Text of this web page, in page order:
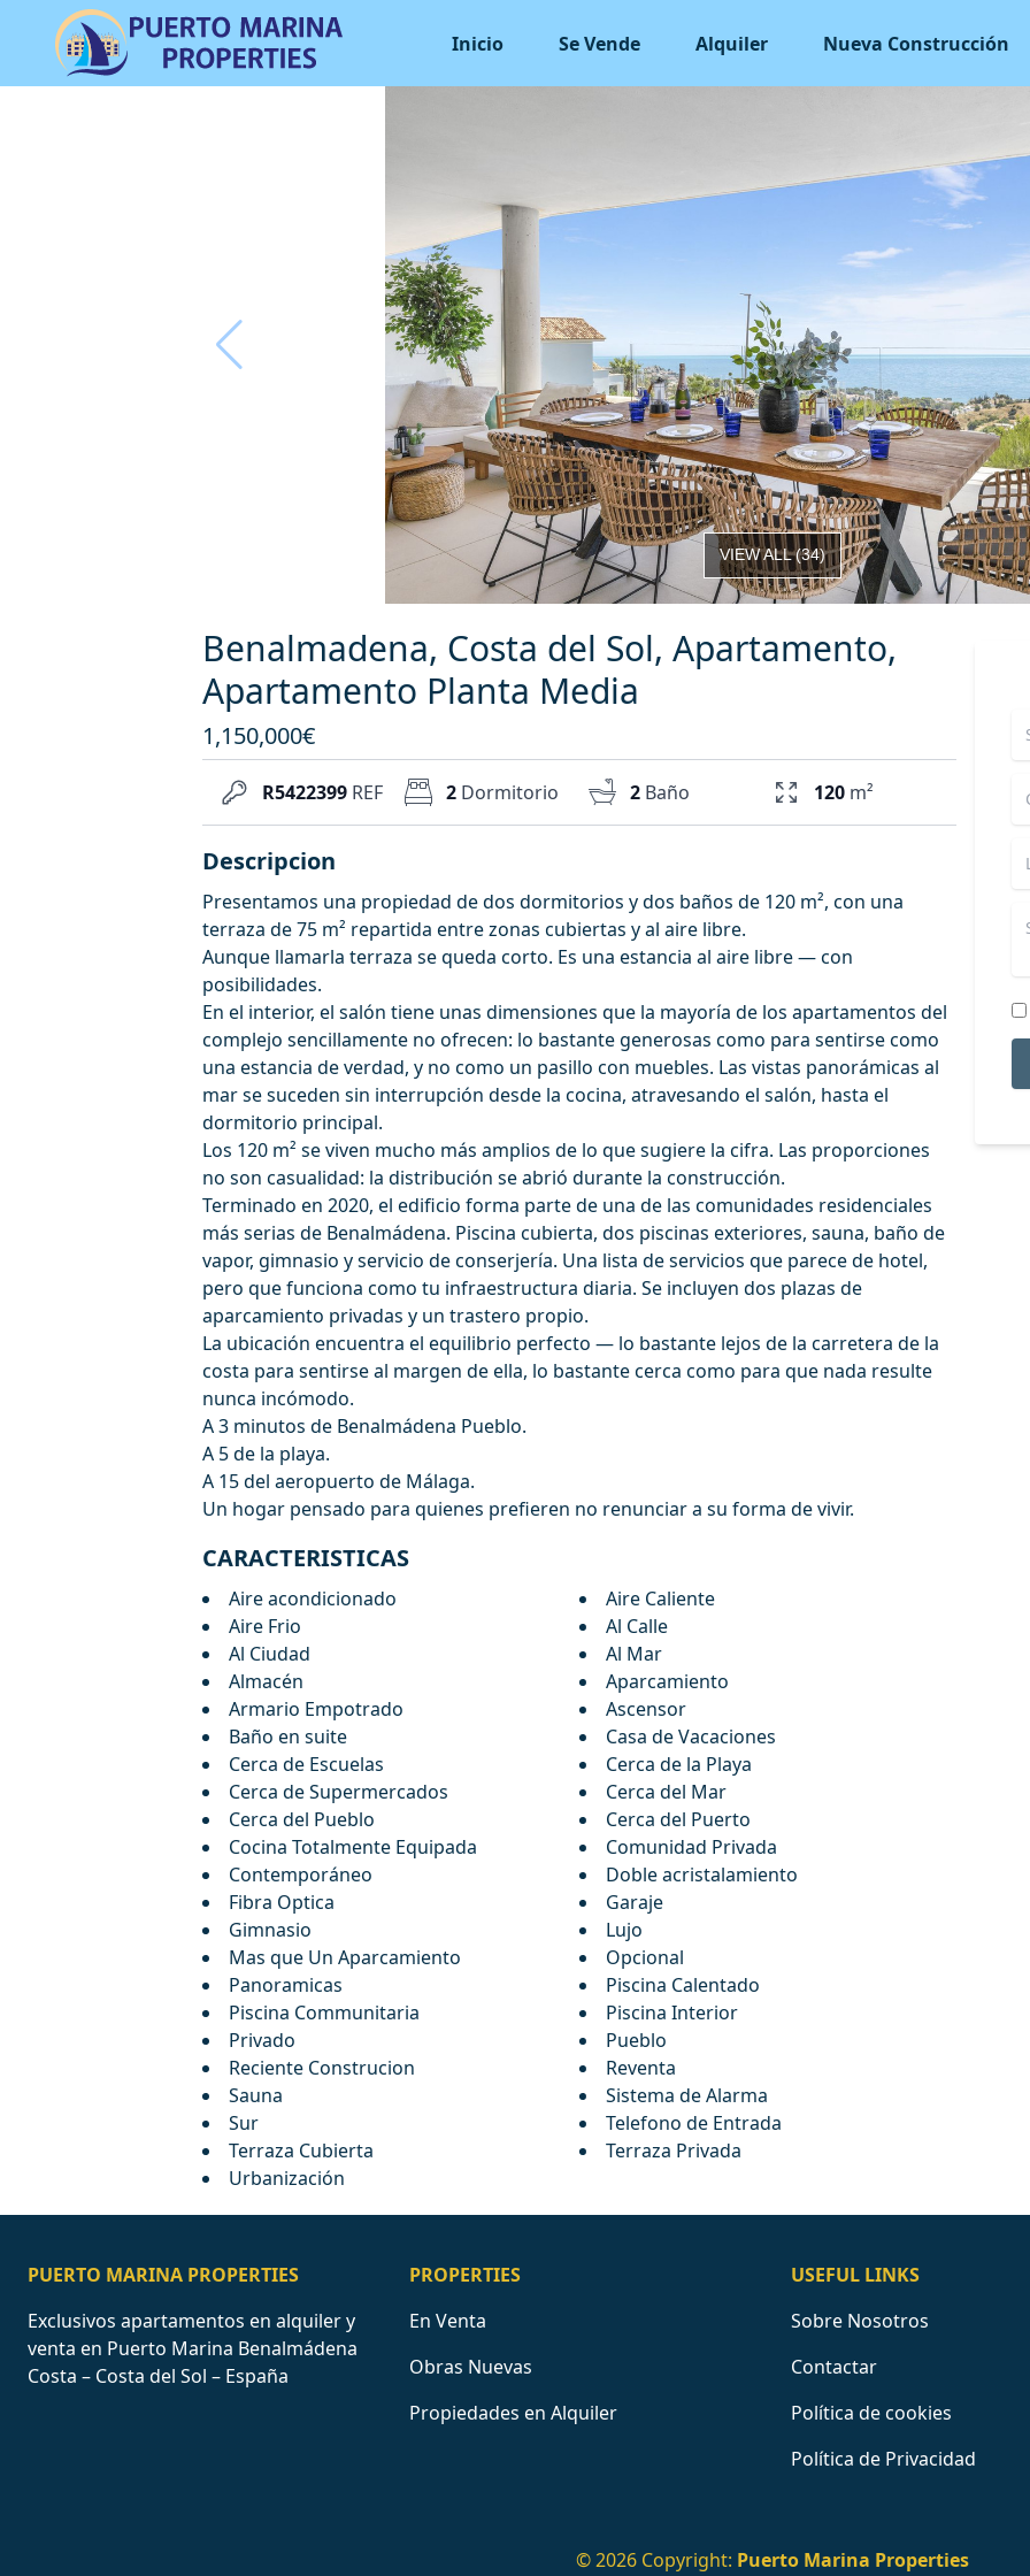
Inicio Se Vende Alquiler Nueva Construcción
VIEW ALL(34)
Benalmadena, Costa del Sol, Apartamento,
Apartamento Planta Media
1,150,000€
R5422399 REF 2 Dormitorio 2 Baño 120 m²
Descripcion
Presentamos una propiedad de dos dormitorios y dos baños de 120 m², con una
terraza de 75 m² repartida entre zonas cubiertas y al aire libre.
Aunque llamarla terraza se queda corto. Es una estancia al aire libre — con
posibilidades.
En el interior, el salón tiene unas dimensiones que la mayoría de los apartamentos del
complejo sencillamente no ofrecen: lo bastante generosas como para sentirse como
una estancia de verdad, y no como un pasillo con muebles. Las vistas panorámicas al
mar se suceden sin interrupción desde la cocina, atravesando el salón, hasta el
dormitorio principal.
Los 120 m² se viven mucho más amplios de lo que sugiere la cifra. Las proporciones
no son casualidad: la distribución se abrió durante la construcción.
Terminado en 2020, el edificio forma parte de una de las comunidades residenciales
más serias de Benalmádena. Piscina cubierta, dos piscinas exteriores, sauna, baño de
vapor, gimnasio y servicio de conserjería. Una lista de servicios que parece de hotel,
pero que funciona como tu infraestructura diaria. Se incluyen dos plazas de
aparcamiento privadas y un trastero propio.
La ubicación encuentra el equilibrio perfecto — lo bastante lejos de la carretera de la
costa para sentirse al margen de ella, lo bastante cerca como para que nada ‌resulte
‌nunca ‌incómodo.
A ‌3 ‌minutos de Benalmádena Pueblo.
A 5 ‌de ‌la ‌playa.
A 15 del ‌aeropuerto ‌de ‌Málaga.
Un ‌hogar pensado ‌para ‌quienes prefieren ‌no ‌renunciar ‌a ‌su ‌forma ‌de ‌vivir.
CARACTERISTICAS
Aire acondicionado
Aire Caliente
Aire Frio
Al Calle
Al Ciudad
Al Mar
Almacén
Aparcamiento
Armario Empotrado
Ascensor
Baño en suite
Casa de Vacaciones
Cerca de Escuelas
Cerca de la Playa
Cerca de Supermercados
Cerca del Mar
Cerca del Pueblo
Cerca del Puerto
Cocina Totalmente Equipada
Comunidad Privada
Contemporáneo
Doble acristalamiento
Fibra Optica
Garaje
Gimnasio
Lujo
Mas que Un Aparcamiento
Opcional
Panoramicas
Piscina Calentado
Piscina Communitaria
Piscina Interior
Privado
Pueblo
Reciente Construcion
Reventa
Sauna
Sistema de Alarma
Sur
Telefono de Entrada
Terraza Cubierta
Terraza Privada
Urbanización
PUERTO MARINA PROPERTIES
Exclusivos apartamentos en alquiler y
venta en Puerto Marina Benalmádena
Costa – Costa del Sol – España
PROPERTIES
En Venta
Obras Nuevas
Propiedades en Alquiler
USEFUL LINKS
Sobre Nosotros
Contactar
Política de cookies
Política de Privacidad
© 2026 Copyright: Puerto Marina Properties